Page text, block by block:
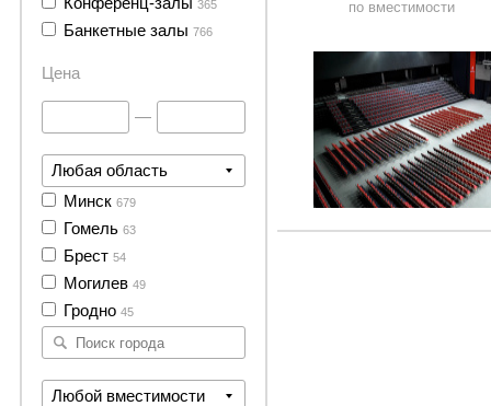
365
Банкетные залы 766
Цена
—
Любая область
Минск 679
Гомель 63
Брест 54
Могилев 49
Гродно 45
Любой вместимости
по вместимости